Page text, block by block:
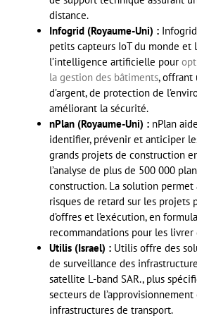
distance.
Infogrid (Royaume-Uni) :
petits capteurs IoT du monde et
l’intelligence artificielle pour
la gestion des bâtiments, offrant
d’argent, de protection de
améliorant la sécurité.
nPlan (Royaume-Uni) : nPlan
identifier, prévenir et anticiper
grands projets de construction
l’analyse de plus de 500 000
construction. La solution permet
risques de retard sur les projets
d’offres et l’exécution, en
recommandations pour les livrer
Utilis (Israel) : Utilis offre des
de surveillance des
satellite L-band SAR., plus
secteurs de
infrastructures de transport.